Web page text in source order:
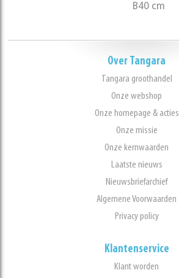
B40 cm
Over Tangara
Tangara groothandel
Onze webshop
Onze homepage & acties
Onze missie
Onze kernwaarden
Laatste nieuws
Nieuwsbriefarchief
Algemene Voorwaarden
Privacy policy
Klantenservice
Klant worden